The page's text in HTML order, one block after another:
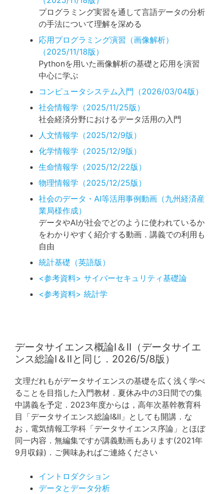
プログラミング実習を通して言語データの分析
の手法について理解を深める
応用プログラミング演習（画像解析）
（2025/11/18版）
Pythonを用いた画像解析の基礎と応用を演習
中心に学ぶ
コンピュータシステム入門（2026/03/04版）
社会情報学（2025/11/25版）
社会経済分野におけるデータ活用の入門
人文情報学（2025/12/9版）
化学情報学（2025/12/9版）
生命情報学（2025/12/22版）
物理情報学（2025/12/25版）
社会のデータ・AI等活用事例動画（九州経済産
業局様作成）
データやAIが社会でどのように使われているか
をわかりやすく紹介する動画．講義での利用も
自由
統計基礎（英語版）
<参考資料> サイバーセキュリティ基礎論
<参考資料> 統計学
データサイエンス概論Ⅰ＆Ⅱ（データサイエ
ンス総論Ⅰ＆Ⅱと同じ．2026/5/8版）
文理だれもがデータサイエンスの基礎を広く浅く学べ
ることを目指した入門教材．夏休み中の3日間での集
中講義を予定．2023年度からは，高年次基幹教育科
目「データサイエンス総論Ⅰ&Ⅱ」としても開講．な
お，電気情報工学科「データサイエンス序論」とほぼ
同一内容．無編集ですが講義動画もあります(2021年
9月収録)．ご興味あればご連絡ください
イントロダクション
データとデータ分析